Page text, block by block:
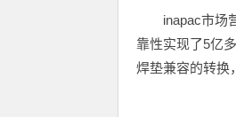
inapac市场
靠性实现了5亿
焊垫兼容的转换